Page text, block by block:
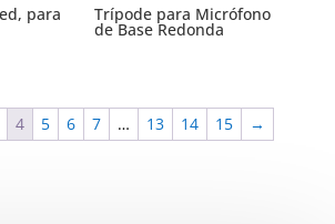
para Trípode para Micrófono
de Base Redonda
4 5 6 7 … 13 14 15 →